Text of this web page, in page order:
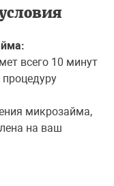
всего 10 минут
микрозайма,
на ваш